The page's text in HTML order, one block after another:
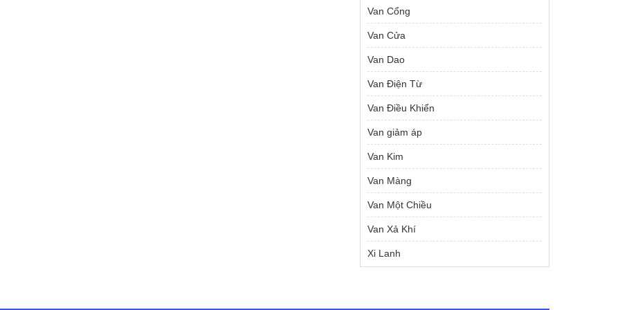
Van Cổng
Van Cửa
Van Dao
Van Điện Từ
Van Điều Khiển
Van giảm áp
Van Kim
Van Màng
Van Một Chiều
Van Xả Khí
Xi Lanh